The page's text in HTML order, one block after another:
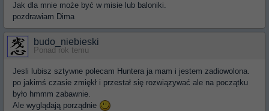
Jak dla mnie może być w misie lub baloniki.
pozdrawiam Dima
budo_niebieski
Ponad rok temu
Jesli lubisz sztywne polecam Huntera ja mam i jestem zadiowolona.
po jakimś czasie zmiękł i przestał się rozwiązywać ale na początku
było hmmm zabawnie.
Ale wyglądają porządnie